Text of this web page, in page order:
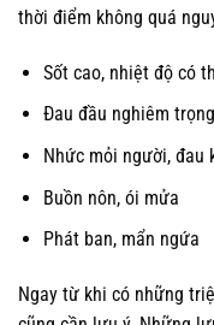
thời điểm không quá
Sốt cao, nhiệt độ có
Đau đầu nghiêm trọng
Nhức mỏi người, đau
Buồn nôn, ói mửa
Phát ban, mẩn ngứa
Ngay từ khi có những